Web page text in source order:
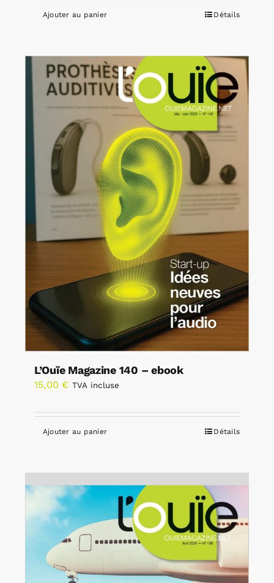
Ajouter au panier Détails
L’Ouïe Magazine 140 – ebook
15,00 € TVA incluse
Ajouter au panier Détails